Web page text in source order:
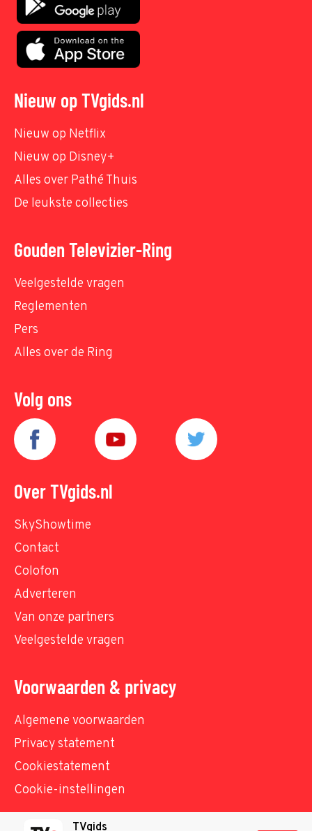
Nieuw op TVgids.nl
Nieuw op Netflix
Nieuw op Disney+
Alles over Pathé Thuis
De leukste collecties
Gouden Televizier-Ring
Veelgestelde vragen
Reglementen
Pers
Alles over de Ring
Volg ons
Over TVgids.nl
SkyShowtime
Contact
Colofon
Adverteren
Van onze partners
Veelgestelde vragen
Voorwaarden & privacy
Algemene voorwaarden
Privacy statement
Cookiestatement
Cookie-instellingen
TVgids